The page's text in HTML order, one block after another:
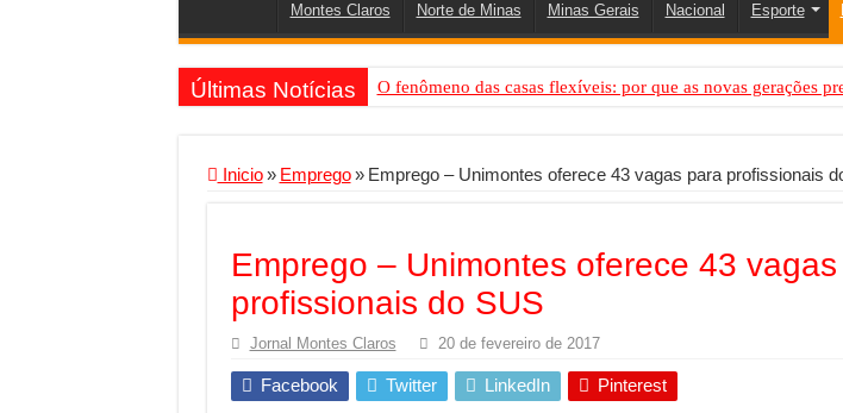
Montes Claros Norte de Minas Minas Gerais Nacional Esporte
Últimas Notícias O fenômeno das casas flexíveis: por que as novas gerações
Conheça a melhor empresa de transfer passeios e traslados em
Comércio Interativo ganha força no Brasil com a chegada
De economista a referência nacional: como Jaque Rosa
Marcenaria sob medida: quando vale mais a pena investir em
Inicio » Emprego » Emprego – Unimontes oferece 43 vagas para profissionais
Emprego – Unimontes oferece 43
profissionais do SUS
Jornal Montes Claros 20 de fevereiro de 2017
Facebook Twitter LinkedIn Pinterest